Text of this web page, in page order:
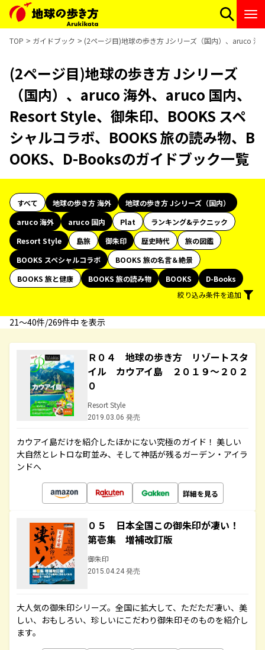
TOP ガイドブック (2ページ目)地球の歩き方 Jシリーズ（国内）、aruco 海
(2ページ目)地球の歩き方 Jシリーズ
（国内）、aruco 海外、aruco 国内、
Resort Style、御朱印、BOOKS スペ
シャルコラボ、BOOKS 旅の読み物、B
OOKS、D-Booksのガイドブック一覧
すべて 地球の歩き方 海外
地球の歩き方 Jシリーズ（国内）
aruco 海外
aruco 国内 Plat
ランキング&テクニック
Resort Style
島旅 御朱印 歴史時代
旅の図鑑
BOOKS スペシャルコラボ
BOOKS 旅の名言＆絶景
BOOKS 旅と健康
BOOKS 旅の読み物 BOOKS
D-Books
絞り込み条件を追加
21〜40件/269件中 を表示
Ｒ０４ 地球の歩き方 リゾートスタ
イル カウアイ島 ２０１９～２０２
０
Resort Style
2019.03.06 発売
カウアイ島だけを紹介したほかにない究極のガイド！ 美しい
大自然とレトロな町並み、そして神話が残るガーデン・アイラ
ンドへ
詳細を見る
０５ 日本全国この御朱印が凄い！
第壱集 増補改訂版
御朱印
2015.04.24 発売
大人気の御朱印シリーズ。全国に拡大して、ただただ凄い、美
しい、おもしろい、珍しいにこだわり御朱印そのものを紹介し
ます。